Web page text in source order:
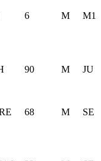
6 M M1
90 M JU
68 M SE